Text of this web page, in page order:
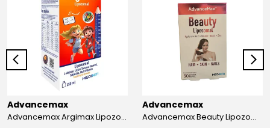
Advancemax
Advancemax Argimax Lipozomal Sıvı 150 ml 8684375607587
Advancemax
Advancemax Beauty Lipozomal Hyalüronik Asit Keratin Biotin Zn 30 Kapsül 8684375607556